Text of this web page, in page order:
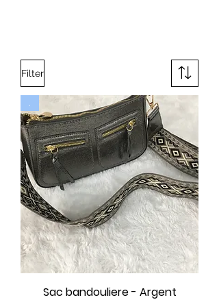
Filter
.
Sac bandouliere - Argent